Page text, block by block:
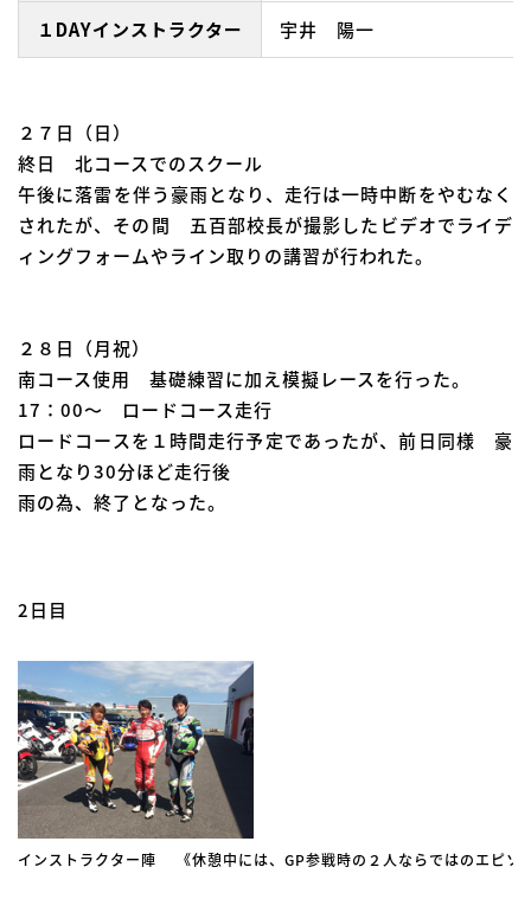
１DAYインストラクター 宇井 陽一
２７日（日）
終日 北コースでのスクール
午後に落雷を伴う豪雨となり、走行は一時中断をやむなく
されたが、その間 五百部校長が撮影したビデオでライデ
ィングフォームやライン取りの講習が行われた。
２８日（月祝）
南コース使用 基礎練習に加え模擬レースを行った。
17：00～ ロードコース走行
ロードコースを１時間走行予定であったが、前日同様 豪
雨となり30分ほど走行後
雨の為、終了となった。
2日目
インストラクター陣 《休憩中には、GP参戦時の２人ならではのエピソ